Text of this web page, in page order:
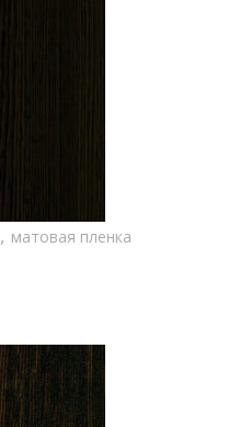
, матовая пленка